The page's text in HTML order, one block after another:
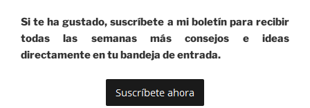
Si te ha gustado, suscríbete a mi boletín para recibir
todas las semanas más consejos e ideas
directamente en tu bandeja de entrada.